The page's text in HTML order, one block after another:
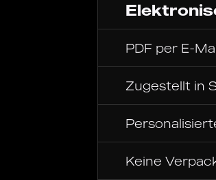
PDF per E-
Zugestellt in
Keine